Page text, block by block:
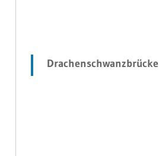
Drachenschwanzbrücke